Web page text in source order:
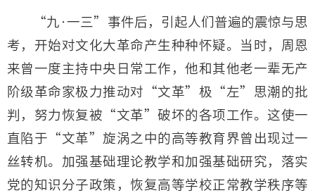
“九·一三”事件后，引起人们普遍的震惊与思
考，开始对文化大革命产生种种怀疑。当时，周恩
来曾一度主持中央日常工作，他和其他老一辈无产
阶级革命家极力推动对“文革”极“左”思潮的批
判，努力恢复被“文革”破坏的各项工作。这使一
直陷于“文革”旋涡之中的高等教育界曾出现过一
丝转机。加强基础理论教学和加强基础研究，落实
党的知识分子政策，恢复高等学校正常教学秩序等